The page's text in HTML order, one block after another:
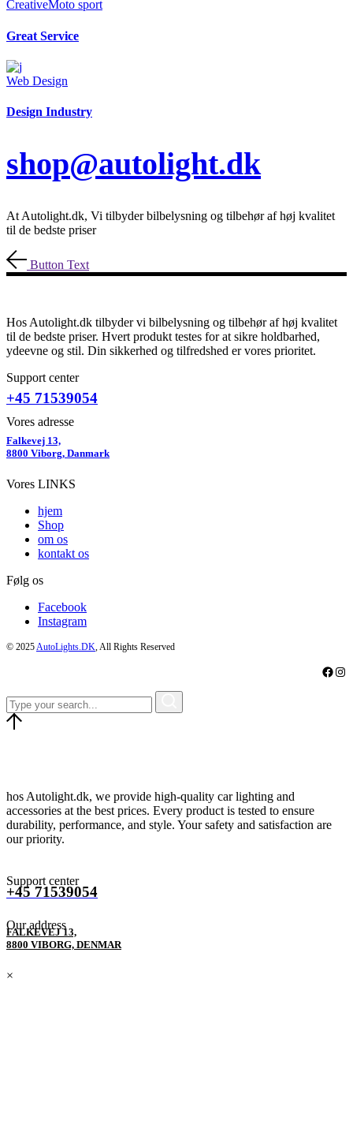
CreativeMoto sport
Great Service
Web Design
Design Industry
shop@autolight.dk
At Autolight.dk, Vi tilbyder bilbelysning og tilbehør af høj kvalitet
til de bedste priser
Button Text
Hos Autolight.dk tilbyder vi bilbelysning og tilbehør af høj kvalitet
til de bedste priser. Hvert produkt testes for at sikre holdbarhed,
ydeevne og stil. Din sikkerhed og tilfredshed er vores prioritet.
Support center
+45 71539054
Vores adresse
Falkevej 13,
8800 Viborg, Danmark
Vores LINKS
hjem
Shop
om os
kontakt os
Følg os
Facebook
Instagram
© 2025AutoLights.DK, All Rights Reserved
hos Autolight.dk, we provide high-quality car lighting and
accessories at the best prices. Every product is tested to ensure
durability, performance, and style. Your safety and satisfaction are
our priority.
Support center
+45 71539054
Our address
FALKEVEJ 13,
8800 VIBORG, DENMAR
×